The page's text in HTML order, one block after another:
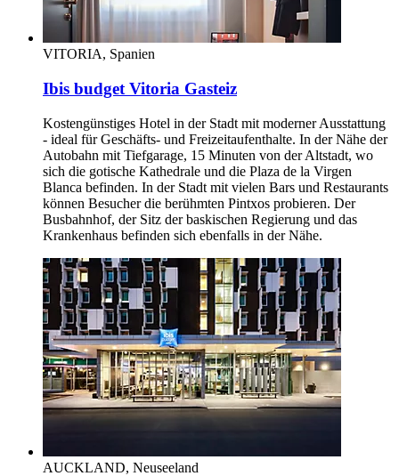
VITORIA, Spanien
Ibis budget Vitoria Gasteiz
Kostengünstiges Hotel in der Stadt mit moderner Ausstattung
- ideal für Geschäfts- und Freizeitaufenthalte. In der Nähe der
Autobahn mit Tiefgarage, 15 Minuten von der Altstadt, wo
sich die gotische Kathedrale und die Plaza de la Virgen
Blanca befinden. In der Stadt mit vielen Bars und Restaurants
können Besucher die berühmten Pintxos probieren. Der
Busbahnhof, der Sitz der baskischen Regierung und das
Krankenhaus befinden sich ebenfalls in der Nähe.
AUCKLAND, Neuseeland